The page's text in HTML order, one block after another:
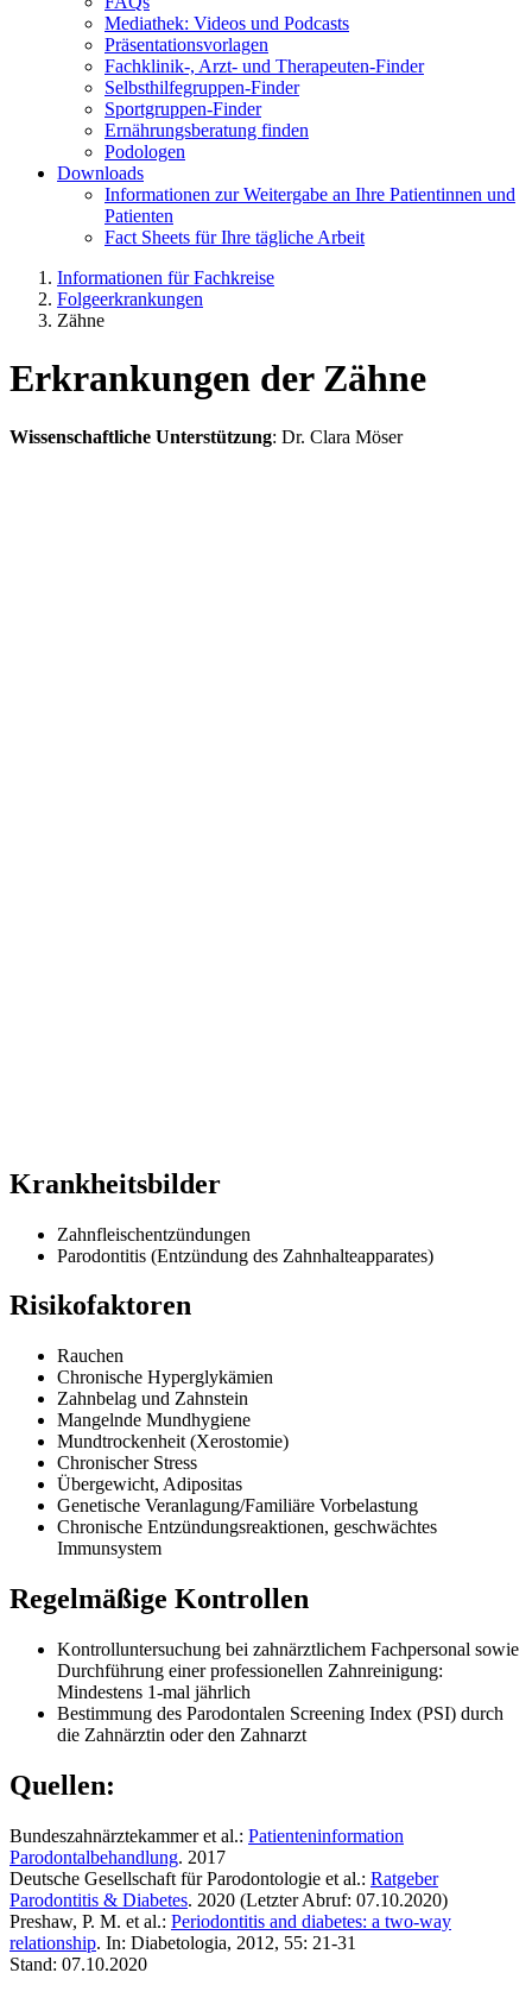
Mediathek: Videos und Podcasts
Präsentationsvorlagen
Fachklinik-, Arzt- und Therapeuten-Finder
Selbsthilfegruppen-Finder
Sportgruppen-Finder
Ernährungsberatung finden
Podologen
Downloads
Informationen zur Weitergabe an Ihre Patientinnen und
Patienten
Fact Sheets für Ihre tägliche Arbeit
Informationen für Fachkreise
Fol­ge­er­kran­kun­gen
Zähne
Erkrankungen der Zähne
Wissenschaftliche Unterstützung: Dr. Clara Möser
Krankheitsbilder
Zahnfleischentzündungen
Parodontitis (Entzündung des Zahnhalteapparates)
Risikofaktoren
Rauchen
Chronische Hyperglykämien
Zahnbelag und Zahnstein
Mangelnde Mundhygiene
Mundtrockenheit (Xerostomie)
Chronischer Stress
Übergewicht, Adipositas
Genetische Veranlagung/Familiäre Vorbelastung
Chronische Entzündungsreaktionen, geschwächtes
Immunsystem
Regelmäßige Kontrollen
Kontrolluntersuchung bei zahnärztlichem Fachpersonal sowie
Durchführung einer professionellen Zahnreinigung:
Mindestens 1-mal jährlich
Bestimmung des Parodontalen Screening Index (PSI) durch
die Zahnärztin oder den Zahnarzt
Quellen:
Bundeszahnärztekammer et al.: Patienteninformation
Parodontalbehandlung. 2017
Deutsche Gesellschaft für Parodontologie et al.: Ratgeber
Parodontitis & Diabetes. 2020 (Letzter Abruf: 07.10.2020)
Preshaw, P. M. et al.: Periodontitis and diabetes: a two-way
relationship. In: Diabetologia, 2012, 55: 21-31
Stand: 07.10.2020